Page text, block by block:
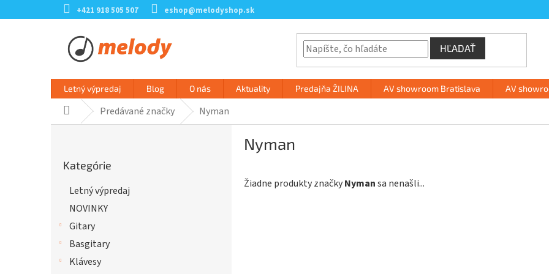
na
+421 918 505 507 eshop@melodyshop.sk
HĽADAŤ
Letný výpredaj Blog O nás Aktuality Predajňa ŽILINA AV showroom Bratislava AV
DomovPredávané značky Nyman
kategórie
Kategórie
Letný výpredaj
NOVINKY
Gitary
Basgitary
Klávesy
Nyman
Žiadne produkty značkyNymansa nenašli...